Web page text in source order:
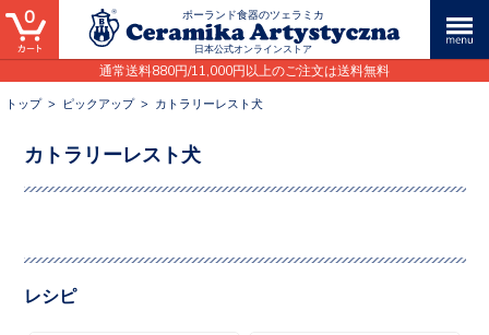
ポーランド食器のツェラミカ
日本公式オンラインストア
通常送料880円/11,000円以上のご注文は送料無料
0
トップ> ピックアップ> カトラリーレスト犬
カトラリーレスト犬
レシピ